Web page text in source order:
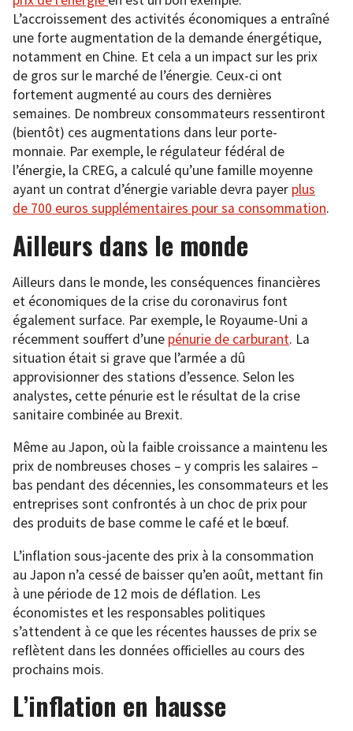
L’accroissement des activités économiques a entraîné
une forte augmentation de la demande énergétique,
notamment en Chine. Et cela a un impact sur les prix
de gros sur le marché de l’énergie. Ceux-ci ont
fortement augmenté au cours des dernières
semaines. De nombreux consommateurs ressentiront
(bientôt) ces augmentations dans leur porte-
monnaie. Par exemple, le régulateur fédéral de
l’énergie, la CREG, a calculé qu’une famille moyenne
ayant un contrat d’énergie variable devra payer plus
de 700 euros supplémentaires pour sa consommation.
Ailleurs dans le monde
Ailleurs dans le monde, les conséquences financières
et économiques de la crise du coronavirus font
également surface. Par exemple, le Royaume-Uni a
récemment souffert d’une pénurie de carburant. La
situation était si grave que l’armée a dû
approvisionner des stations d’essence. Selon les
analystes, cette pénurie est le résultat de la crise
sanitaire combinée au Brexit.
Même au Japon, où la faible croissance a maintenu les
prix de nombreuses choses – y compris les salaires –
bas pendant des décennies, les consommateurs et les
entreprises sont confrontés à un choc de prix pour
des produits de base comme le café et le bœuf.
L’inflation sous-jacente des prix à la consommation
au Japon n’a cessé de baisser qu’en août, mettant fin
à une période de 12 mois de déflation. Les
économistes et les responsables politiques
s’attendent à ce que les récentes hausses de prix se
reflètent dans les données officielles au cours des
prochains mois.
L’inflation en hausse